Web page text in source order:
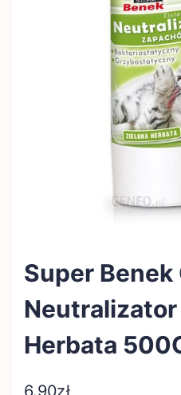
Super
Herbata
6.90zł